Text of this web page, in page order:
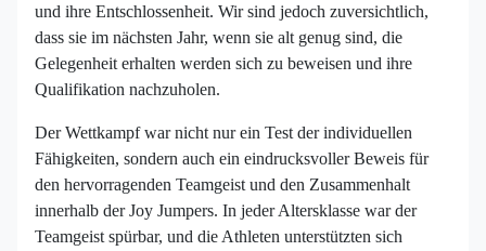
und ihre Entschlossenheit. Wir sind jedoch zuversichtlich,
dass sie im nächsten Jahr, wenn sie alt genug sind, die
Gelegenheit erhalten werden sich zu beweisen und ihre
Qualifikation nachzuholen.
Der Wettkampf war nicht nur ein Test der individuellen
Fähigkeiten, sondern auch ein eindrucksvoller Beweis für
den hervorragenden Teamgeist und den Zusammenhalt
innerhalb der Joy Jumpers. In jeder Altersklasse war der
Teamgeist spürbar, und die Athleten unterstützten sich